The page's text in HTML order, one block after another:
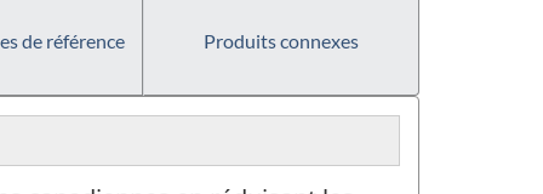
de référence Produits connexes